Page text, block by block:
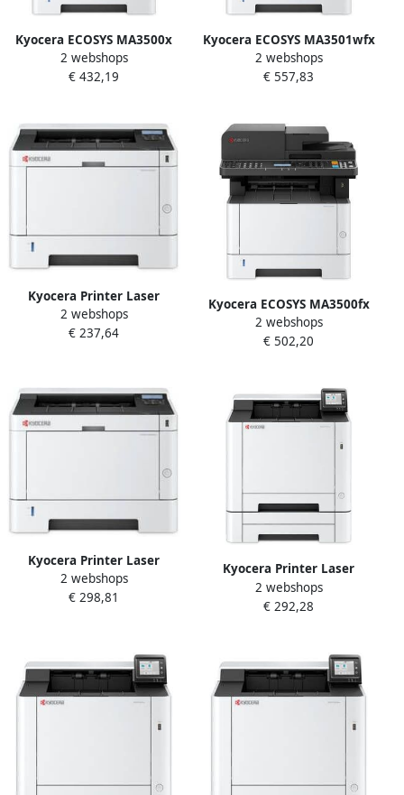
Kyocera ECOSYS MA3500x
multifunctionele
laserprinter (3-in-1)
2 webshops
€ 432,19
Kyocera ECOSYS MA3501wfx
5GHz multifunctionele
laserprinter (4-in-1 std wifi)
2 webshops
€ 557,83
Kyocera Printer Laser
Ecosys PA3500x
2 webshops
€ 237,64
Kyocera ECOSYS MA3500fx
multifunctionele
laserprinter (4-in-1)
2 webshops
€ 502,20
Kyocera Printer Laser
Ecosys PA3500wx 5GHz
2 webshops
€ 298,81
Kyocera Printer Laser
Ecosys PA2101CWX 5GHZ
2 webshops
€ 292,28